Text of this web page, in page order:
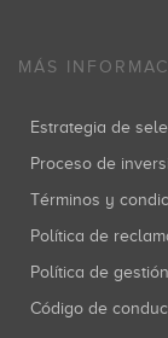
MÁS
Estrategia de
Proceso de
Términos y
Política de
Política de
Código de